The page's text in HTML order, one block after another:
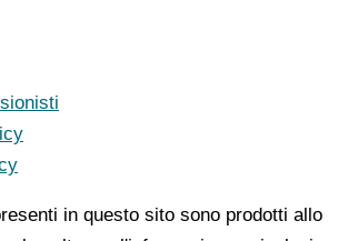
in questo sito sono prodotti allo